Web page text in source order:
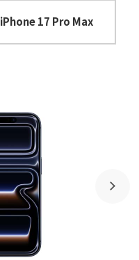
iPhone 17 Pro Max